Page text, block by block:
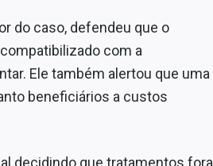
do caso, defendeu que o
com a
Ele também alertou que uma
beneficiários a custos
decidindo que tratamentos fora